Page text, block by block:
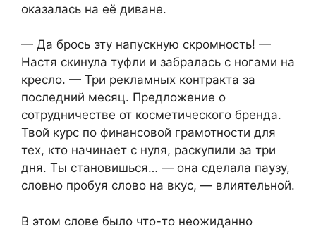
оказалась на её диване.
— Да брось эту напускную скромность! —
Настя скинула туфли и забралась с ногами на
кресло. — Три рекламных контракта за
последний месяц. Предложение о
сотрудничестве от косметического бренда.
Твой курс по финансовой грамотности для
тех, кто начинает с нуля, раскупили за три
дня. Ты становишься… — она сделала паузу,
словно пробуя слово на вкус, — влиятельной.
В этом слове было что-то неожиданно